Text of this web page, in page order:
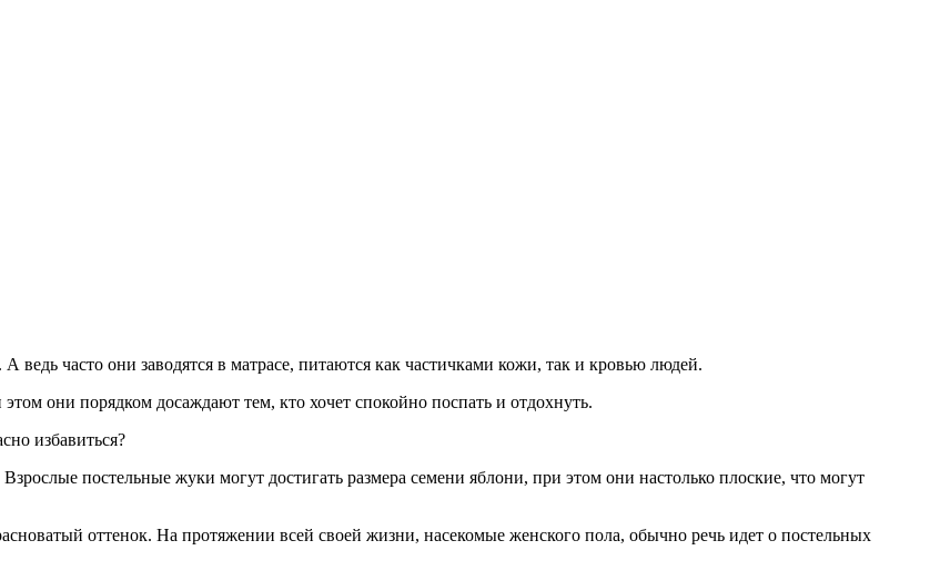
часто они заводятся в матрасе, питаются как частичками кожи, так и кровью людей.
они порядком досаждают тем, кто хочет спокойно поспать и отдохнуть.
избавиться?
постельные жуки могут достигать размера семени яблони, при этом они настолько плоские, что могут
оттенок. На протяжении всей своей жизни, насекомые женского пола, обычно речь идет о постельных